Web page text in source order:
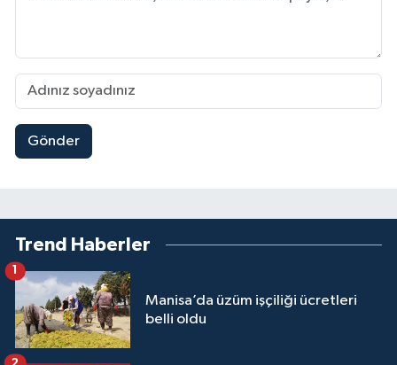
Gönder
Trend Haberler
Manisa’da üzüm işçiliği ücretleri
belli oldu